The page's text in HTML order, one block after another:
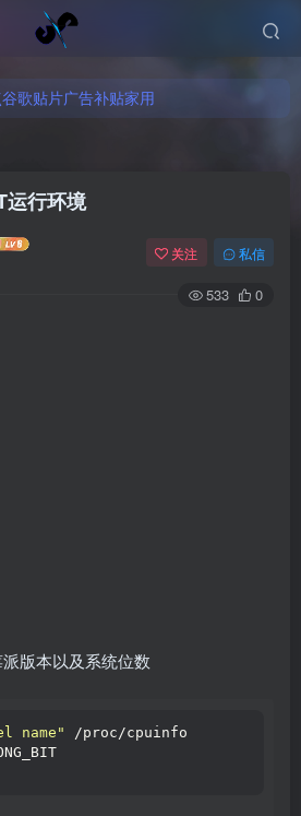
歌贴片广告补贴家用
歌贴片广告补贴家用
运行环境
关注 私信
533 0
版本以及系统位数
name" /proc/cpuinfo